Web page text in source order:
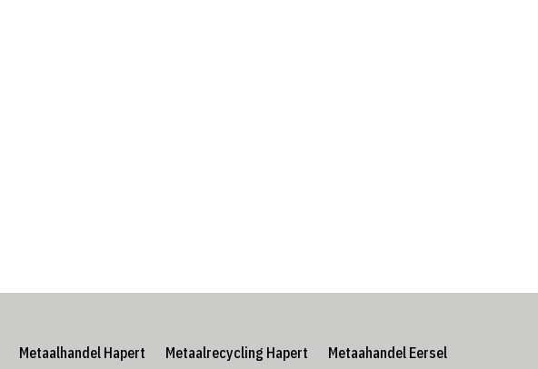
Metaalhandel Hapert Metaalrecycling Hapert
Metaahandel Eersel